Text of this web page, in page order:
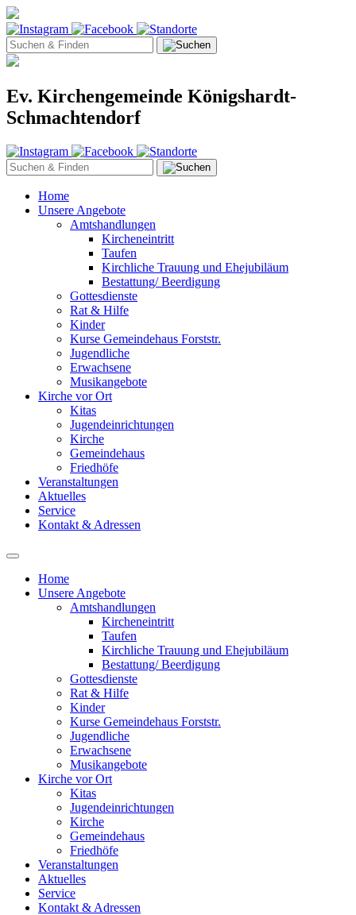
Ev. Kirchengemeinde Königshardt-
Schmachtendorf
Home
Unsere Angebote
Amtshandlungen
Kircheneintritt
Taufen
Kirchliche Trauung und Ehejubiläum
Bestattung/ Beerdigung
Gottesdienste
Rat & Hilfe
Kinder
Kurse Gemeindehaus Forststr.
Jugendliche
Erwachsene
Musikangebote
Kirche vor Ort
Kitas
Jugendeinrichtungen
Kirche
Gemeindehaus
Friedhöfe
Veranstaltungen
Aktuelles
Service
Kontakt & Adressen
Home
Unsere Angebote
Amtshandlungen
Kircheneintritt
Taufen
Kirchliche Trauung und Ehejubiläum
Bestattung/ Beerdigung
Gottesdienste
Rat & Hilfe
Kinder
Kurse Gemeindehaus Forststr.
Jugendliche
Erwachsene
Musikangebote
Kirche vor Ort
Kitas
Jugendeinrichtungen
Kirche
Gemeindehaus
Friedhöfe
Veranstaltungen
Aktuelles
Service
Kontakt & Adressen